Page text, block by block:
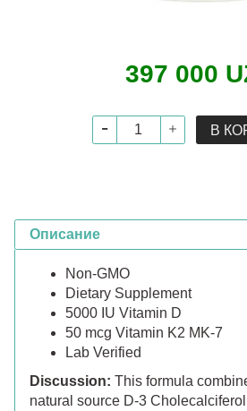
397 000
В
Описание
Non-GMO
Dietary Supplement
5000 IU Vitamin D
50 mcg Vitamin K2 MK-7
Lab Verified
Discussion: This formula
natural source D-3